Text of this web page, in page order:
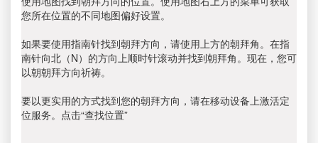
您所在位置的不同地图偏好设置。
如果要使用指南针找到朝拜方向，请使用上方的朝拜角。在指
南针向北（N）的方向上顺时针滚动并找到朝拜角。现在，您可
以朝朝拜方向祈祷。
要以更实用的方式找到您的朝拜方向，请在移动设备上激活定
位服务。点击“查找位置”